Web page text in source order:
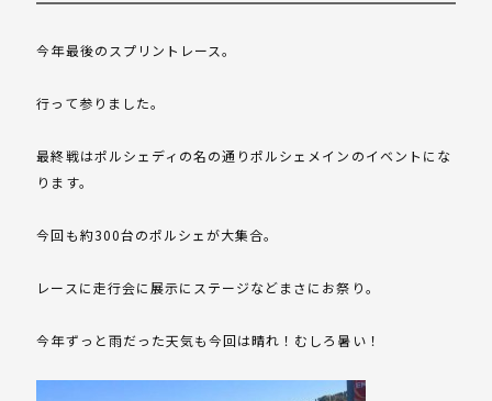
今年最後のスプリントレース。
行って参りました。
最終戦はポルシェディの名の通りポルシェメインのイベントにな
ります。
今回も約300台のポルシェが大集合。
レースに走行会に展示にステージなどまさにお祭り。
今年ずっと雨だった天気も今回は晴れ！むしろ暑い！